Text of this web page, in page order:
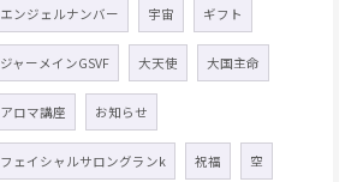
エンジェルナンバー 宇宙 ギフト
ジャーメインGSVF 大天使 大国主命
アロマ講座 お知らせ
フェイシャルサロングランk 祝福 空